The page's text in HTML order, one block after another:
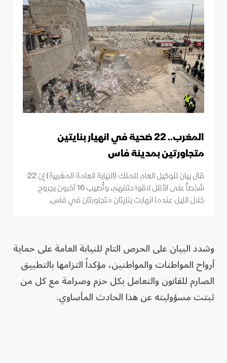
المغرب.. 22 ضحية في انهيار بنايتين
متجاورتين بمدينة فاس
قال بيان للوكيل العام للملك (النيابة العامة المغربية) إن 22
شخصاً على الأقل لاقوا حتفهم، وأُصيب 16 آخرون بجروح
خلال الليل عندما انهارت بنايتان متجاورتان في فاس.
وشدد البيان على الحرص التام للنيابة العامة على حماية
أرواح المواطنات والمواطنين، مؤكداً التزامها بالتطبيق
الصارم للقانون والتعامل بكل حزم وصرامة مع كل من
ثبتت مسؤوليته عن هذا الحادث المأساوي.